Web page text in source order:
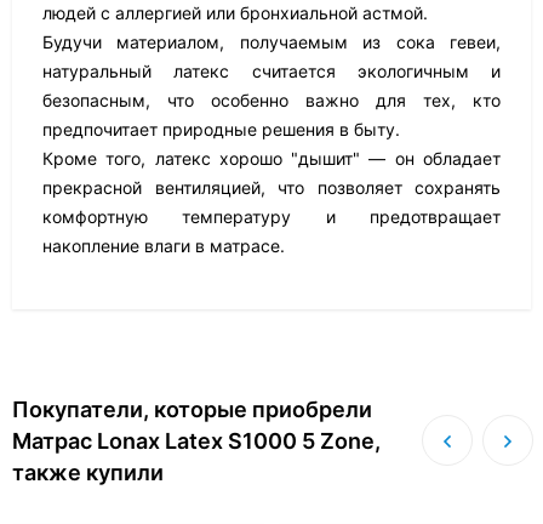
людей с аллергией или бронхиальной астмой.
Будучи материалом, получаемым из сока гевеи,
натуральный латекс считается экологичным и
безопасным, что особенно важно для тех, кто
предпочитает природные решения в быту.
Кроме того, латекс хорошо "дышит" — он обладает
прекрасной вентиляцией, что позволяет сохранять
комфортную температуру и предотвращает
накопление влаги в матрасе.
Покупатели, которые приобрели
Матрас Lonax Latex S1000 5 Zone,
также купили